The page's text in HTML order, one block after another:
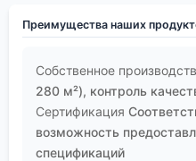
Преимущества наших
Собственное
280 м²), контроль
Сертификация
возможность
спецификаций